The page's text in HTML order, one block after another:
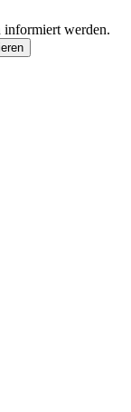
informiert werden.